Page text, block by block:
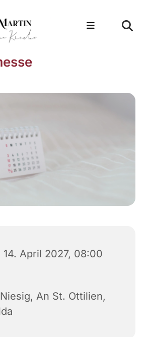
April 2027, 08:00
An St. Ottilien,